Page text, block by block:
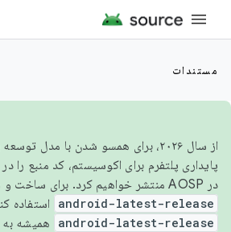
مستندات
از سال ۲۰۲۶، برای همسو شدن با مدل
پایداری پلتفرم برای اکوسیستم، کد منبع را
در AOSP منتشر خواهیم کرد. برای ساخت و مشارکت در AOSP،
android-latest-release استفاده
android-latest-release
همیشه